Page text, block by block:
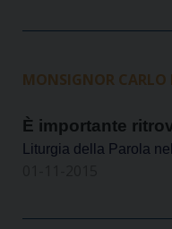
MONSIGNOR CARLO
È importante
Liturgia della Parola